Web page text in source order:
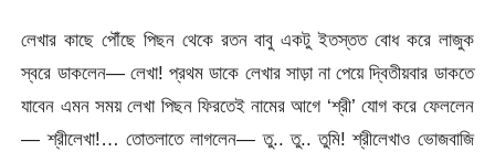
লেখার কাছে পৌঁছে পিছন থেকে রতন বাবু একটু ইতস্তত বোধ করে লাজুক
স্বরে ডাকলেন— লেখা! প্রথম ডাকে লেখার সাড়া না পেয়ে দ্বিতীয়বার ডাকতে
যাবেন এমন সময় লেখা পিছন ফিরতেই নামের আগে ‘শ্রী’ যোগ করে ফেললেন
— শ্রীলেখা!… তোতলাতে লাগলেন— তু.. তু.. তুমি! শ্রীলেখাও ভোজবাজি